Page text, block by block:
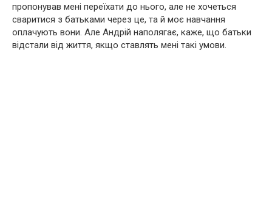
пропонував мені переїхати до нього, але не хочеться
сваритися з батьками через це, та й моє навчання
оплачують вони. Але Андрій наполягає, каже, що батьки
відстали від життя, якщо ставлять мені такі умови.